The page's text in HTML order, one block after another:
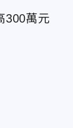
300萬元